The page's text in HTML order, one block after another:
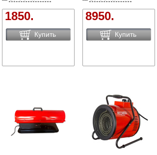
1850.
Купить
8950.
Купить